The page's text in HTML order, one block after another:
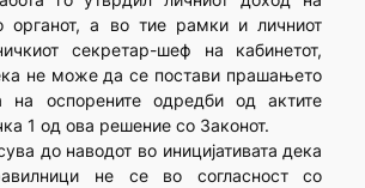
органот, а во тие рамки и личниот
секретар-шеф на кабинетот,
не може да се постави прашањето
на оспорените одредби од актите
1 од ова решение со Законот.
до наводот во иницијативата дека
не се во согласност со